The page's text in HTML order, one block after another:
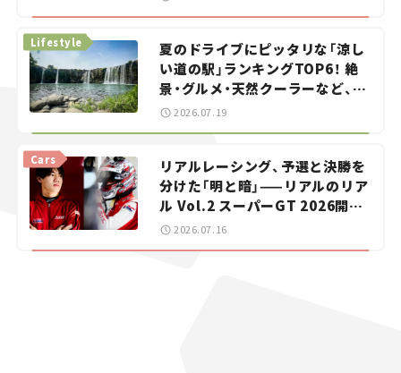
夏のドライブにピッタリな「涼し
い道の駅」ランキングTOP6！ 絶
景・グルメ・天然クーラーなど、避
暑におすすめのスポットを紹介
【道の駅マニアの推し駅ガイド】
Lifestyle
2026.07.19
リアルレーシング、予選と決勝を
分けた「明と暗」——リアルのリア
ル Vol.2 スーパーGT 2026開幕
戦 岡山国際サーキット
Cars
2026.07.16